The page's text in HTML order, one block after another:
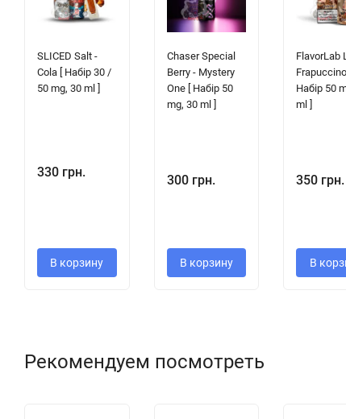
SLICED Salt -
Cola [ Набір 30 /
50 mg, 30 ml ]
330 грн.
В корзину
Chaser Special
Berry - Mystery
One [ Набір 50
mg, 30 ml ]
300 грн.
В корзину
FlavorLab
Набір 50
ml ]
350 грн.
В
Рекомендуем посмотреть